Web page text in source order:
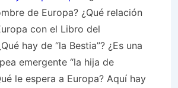
de Europa? ¿Qué relación
con el Libro del
hay de “la Bestia”? ¿Es una
emergente “la hija de
le espera a Europa? Aquí hay